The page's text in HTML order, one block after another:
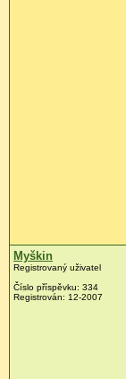
Myškin
Registrovaný uživatel
Číslo příspěvku: 334
Registrován: 12-2007